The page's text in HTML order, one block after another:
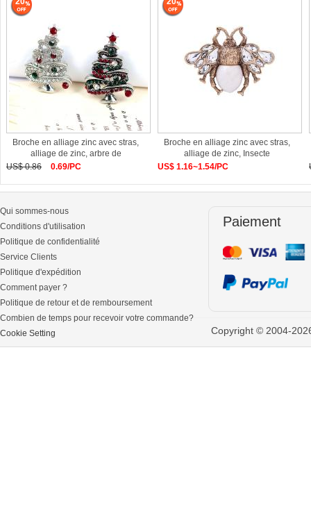
Broche en alliage zinc avec stras,
alliage de zinc, arbre de
US$ 0.86
0.69/PC
Broche en alliage zinc avec stras,
alliage de zinc, Insecte
US$ 1.16~1.54/PC
Qui sommes-nous
Conditions d'utilisation
Politique de confidentialité
Service Clients
Politique d'expédition
Comment payer ?
Politique de retour et de remboursement
Combien de temps pour recevoir votre commande?
Cookie Setting
Paiement
Copyright © 2004-